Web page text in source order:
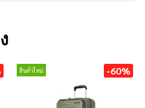
สินค้าใหม่ -60%